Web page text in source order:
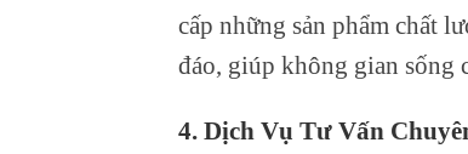
cấp những sản phẩm chất
đáo, giúp không gian sống
4. Dịch Vụ Tư Vấn